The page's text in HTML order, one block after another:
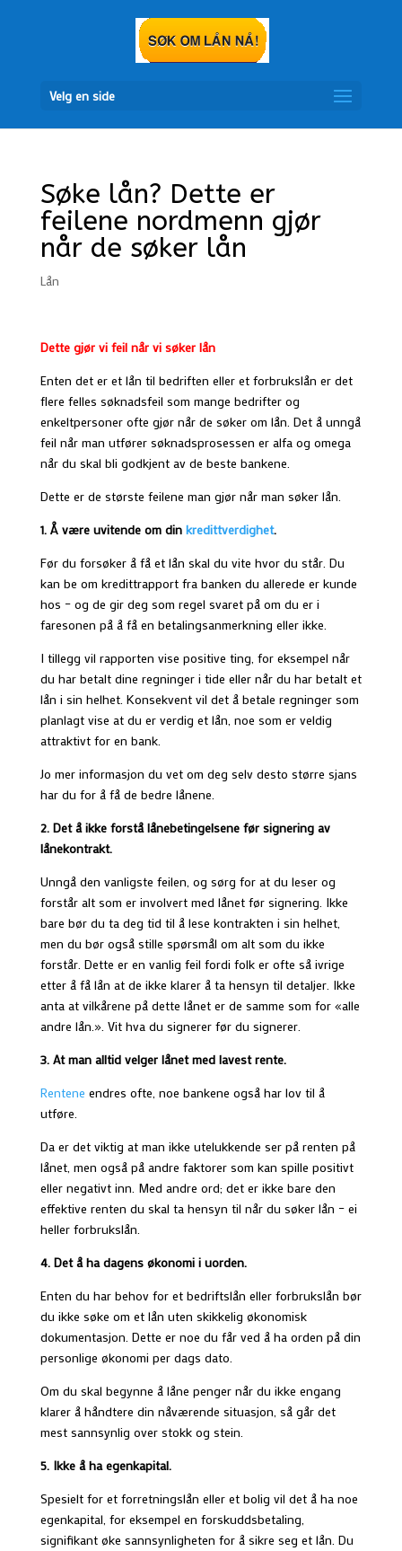
Velg en side
Søke lån? Dette er
feilene nordmenn gjør
når de søker lån
Lån
Dette gjør vi feil når vi søker lån
Enten det er et lån til bedriften eller et forbrukslån er det
flere felles søknadsfeil som mange bedrifter og
enkeltpersoner ofte gjør når de søker om lån. Det å unngå
feil når man utfører søknadsprosessen er alfa og omega
når du skal bli godkjent av de beste bankene.
Dette er de største feilene man gjør når man søker lån.
1. Å være uvitende om din kredittverdighet.
Før du forsøker å få et lån skal du vite hvor du står. Du
kan be om kredittrapport fra banken du allerede er kunde
hos – og de gir deg som regel svaret på om du er i
faresonen på å få en betalingsanmerkning eller ikke.
I tillegg vil rapporten vise positive ting, for eksempel når
du har betalt dine regninger i tide eller når du har betalt et
lån i sin helhet. Konsekvent vil det å betale regninger som
planlagt vise at du er verdig et lån, noe som er veldig
attraktivt for en bank.
Jo mer informasjon du vet om deg selv desto større sjans
har du for å få de bedre lånene.
2. Det å ikke forstå lånebetingelsene før signering av
lånekontrakt.
Unngå den vanligste feilen, og sørg for at du leser og
forstår alt som er involvert med lånet før signering. Ikke
bare bør du ta deg tid til å lese kontrakten i sin helhet,
men du bør også stille spørsmål om alt som du ikke
forstår. Dette er en vanlig feil fordi folk er ofte så ivrige
etter å få lån at de ikke klarer å ta hensyn til detaljer. Ikke
anta at vilkårene på dette lånet er de samme som for «alle
andre lån.». Vit hva du signerer før du signerer.
3. At man alltid velger lånet med lavest rente.
Rentene endres ofte, noe bankene også har lov til å
utføre.
Da er det viktig at man ikke utelukkende ser på renten på
lånet, men også på andre faktorer som kan spille positivt
eller negativt inn. Med andre ord; det er ikke bare den
effektive renten du skal ta hensyn til når du søker lån – ei
heller forbrukslån.
4. Det å ha dagens økonomi i uorden.
Enten du har behov for et bedriftslån eller forbrukslån bør
du ikke søke om et lån uten skikkelig økonomisk
dokumentasjon. Dette er noe du får ved å ha orden på din
personlige økonomi per dags dato.
Om du skal begynne å låne penger når du ikke engang
klarer å håndtere din nåværende situasjon, så går det
mest sannsynlig over stokk og stein.
5. Ikke å ha egenkapital.
Spesielt for et forretningslån eller et bolig vil det å ha noe
egenkapital, for eksempel en forskuddsbetaling,
signifikant øke sannsynligheten for å sikre seg et lån. Du